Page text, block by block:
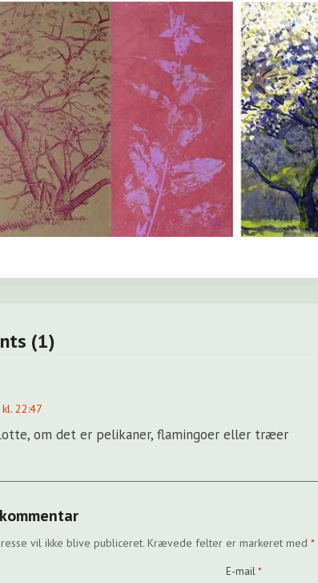
(1)
22:47
om det er pelikaner, flamingoer eller træer
vil ikke blive publiceret. Krævede felter er markeret med *
E-mail*